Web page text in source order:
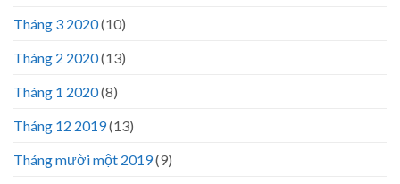
Tháng 3 2020(10)
Tháng 2 2020(13)
Tháng 1 2020(8)
Tháng 12 2019(13)
Tháng mười một 2019(9)